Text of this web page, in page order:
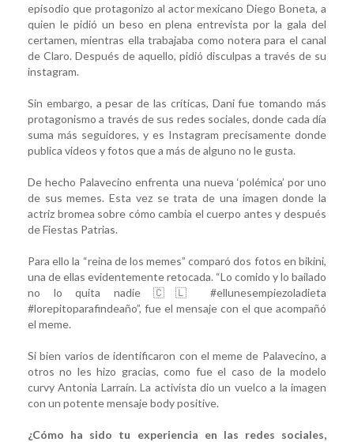
episodio que protagonizo al actor mexicano Diego Boneta, a
quien le pidió un beso en plena entrevista por la gala del
certamen, mientras ella trabajaba como notera para el canal
de Claro. Después de aquello, pidió disculpas a través de su
instagram.
Sin embargo, a pesar de las críticas, Dani fue tomando más
protagonismo a través de sus redes sociales, donde cada día
suma más seguidores, y es Instagram precisamente donde
publica videos y fotos que a más de alguno no le gusta.
De hecho Palavecino enfrenta una nueva ‘polémica’ por uno
de sus memes. Esta vez se trata de una imagen donde la
actriz bromea sobre cómo cambia el cuerpo antes y después
de Fiestas Patrias.
Para ello la “reina de los memes” comparó dos fotos en bikini,
una de ellas evidentemente retocada. “Lo comido y lo bailado
no lo quita nadie 🇨🇱 #ellunesempiezoladieta
#lorepitoparafindeaño”, fue el mensaje con el que acompañó
el meme.
Si bien varios de identificaron con el meme de Palavecino, a
otros no les hizo gracias, como fue el caso de la modelo
curvy Antonia Larraín. La activista dio un vuelco a la imagen
con un potente mensaje body positive.
¿Cómo ha sido tu experiencia en las redes sociales,